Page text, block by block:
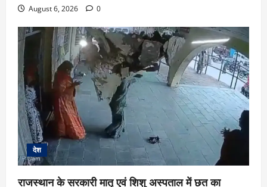
August 6, 2026 0
देश
राजस्थान के सरकारी मातृ एवं शिशु अस्पताल में छत का